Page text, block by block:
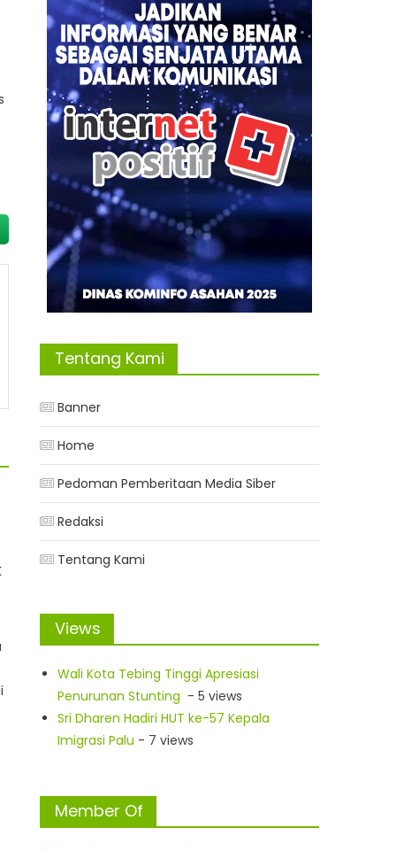
Tentang Kami
Banner
Home
Pedoman Pemberitaan Media Siber
Redaksi
Tentang Kami
Views
Wali Kota Tebing Tinggi Apresiasi
Penurunan Stunting - 5 views
Sri Dharen Hadiri HUT ke-57 Kepala
Imigrasi Palu - 7 views
Member Of